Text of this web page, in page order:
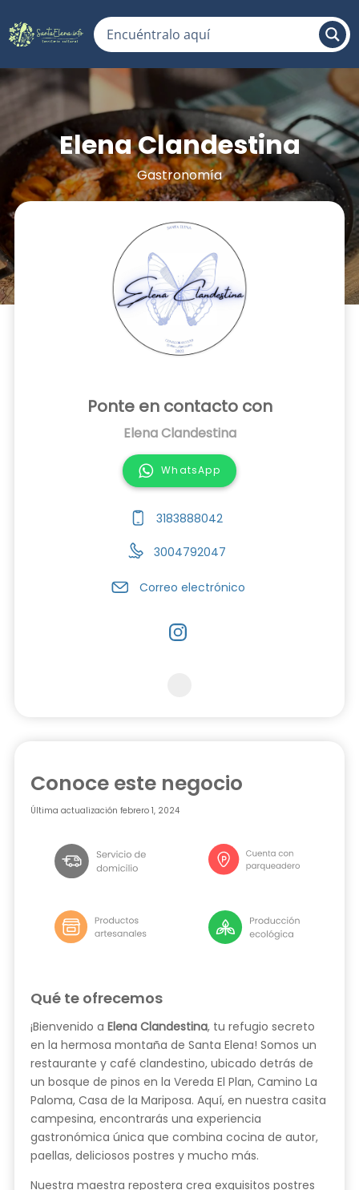
Elena Clandestina
Gastronomía
Ponte en contacto con
Elena Clandestina
WhatsApp
3183888042
3004792047
Correo electrónico
Conoce este negocio
Última actualización febrero 1, 2024
Qué te ofrecemos
¡Bienvenido a Elena Clandestina, tu refugio secreto
en la hermosa montaña de Santa Elena! Somos un
restaurante y café clandestino, ubicado detrás de
un bosque de pinos en la Vereda El Plan, Camino La
Paloma, Casa de la Mariposa. Aquí, en nuestra casita
campesina, encontrarás una experiencia
gastronómica única que combina cocina de autor,
paellas, deliciosos postres y mucho más.
Nuestra maestra repostera crea exquisitos postres